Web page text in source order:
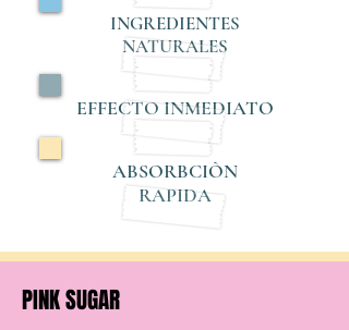
Comprar
INGREDIENTES
NATURALES
EFFECTO INMEDIATO
ABSORBCIÒN
RAPIDA
PINK SUGAR